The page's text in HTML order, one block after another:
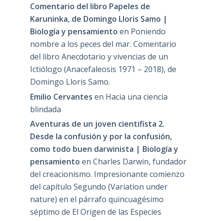
Comentario del libro Papeles de
Karuninka, de Domingo Lloris Samo |
Biología y pensamiento en Poniendo
nombre a los peces del mar. Comentario
del libro Anecdotario y vivencias de un
Ictiólogo (Anacefaleosis 1971 – 2018), de
Domingo Lloris Samo.
Emilio Cervantes en Hacia una ciencia
blindada
Aventuras de un joven cientifista 2.
Desde la confusión y por la confusión,
como todo buen darwinista | Biología y
pensamiento en Charles Darwin, fundador
del creacionismo. Impresionante comienzo
del capítulo Segundo (Variation under
nature) en el párrafo quincuagésimo
séptimo de El Origen de las Especies